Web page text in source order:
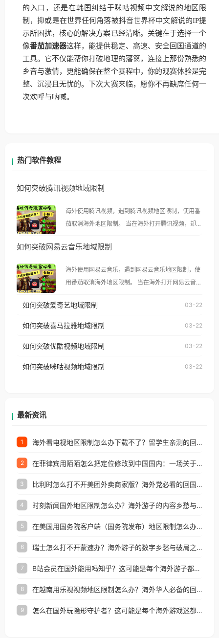
的入口，还是在韩国纠结于咪咕视频中文解说的地区限
制，抑或是在世界任何角落被抖音世界杯中文解说的IP提
示所困扰，核心的解决方案已经清晰。关键在于选择一个
像番茄加速器这样，能提供稳定、高速、安全回国通道的
工具。它不仅能帮你打破地理的藩篱，连接上那份熟悉的
乡音与激情，更能确保在整个赛程中，你的观赛体验是完
整、沉浸且无忧的。下次大赛来临，愿你不再缺席任何一
次欢呼与呐喊。
热门软件教程
如何突破腾讯视频地域限制
海外使用腾讯视频，遇到腾讯视频地区限制，使用番
茄取消海外地区限制。 当在海外打开腾讯视频，却突
示语。 海外用户如香港、澳门、台湾、美国、加拿
像其他音乐平台一样，出现地区及版权限制问题，且
仅能在中国大陆地区播放。 遇到这个问题的朋友们，
使用番茄回国加速器，即可解决「海外用户收听腾讯
台湾、美国、加拿大、澳大利亚、欧洲等国家和地区
权限制所困扰。
如何突破网易云音乐地域限制
海外使用网易云音乐，遇到网易云音乐地区限制，使
用番茄取消海外地区限制。 当在海外打开网易云音
播放”的提示语。 海外用户如香港、澳门、台湾、美
国、加拿大、澳大利亚、欧洲等国家和地区时，网易
制问题，且仅能在中国大陆地区播放。 遇到这个问题
户收听网易云音乐地区版权限制」的问题，无论人在
如何突破爱奇艺地域限制 03-22
如何突破喜马拉雅地域限制 03-22
如何突破优酷视频地域限制 03-22
如何突破咪咕视频地域限制 03-22
最新资讯
1 海外看电视地区限制怎么办下载不了？留学生亲测的回国加速方案（附2026世界杯观赛技巧）
2 在菲律宾用陌陌怎么把定位修改到中国国内：一场关于归属感与连接的探索
3 比利时怎么打不开美团外卖商家版？海外党必看的回国加速全攻略
4 时刻新闻国外地区限制怎么办？海外游子的内容乡愁与破局之路
5 在美国用国务院客户端（国务院发布）地区限制怎么办？3步解决海外看国内内容难题
6 瑞士怎么打不开蒙速办？海外游子的数字乡愁与破局之路
7 B站会员在国外能用吗知乎？这可能是每个海外游子都问过的问题
8 在越南用乐视视频地区限制怎么办？海外华人必备的回国加速攻略
9 怎么在国外玩隐形守护者？这可能是每个海外游戏迷都问过的问题